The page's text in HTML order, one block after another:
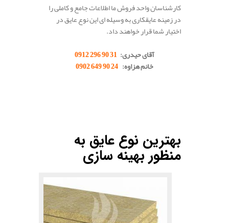
کارشناسان واحد فروش ما اطلاعات جامع و کاملی را
در زمینه عایقکاری به وسیله ای این نوع عایق در
اختیار شما قرار خواهند داد.
آقای حیدری: 31 90 296 0912
خانم هزاوه: 24 90 649 0902
بهترین نوع عایق به
منظور بهینه سازی